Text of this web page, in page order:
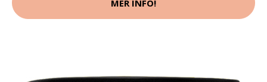
MER INFO!